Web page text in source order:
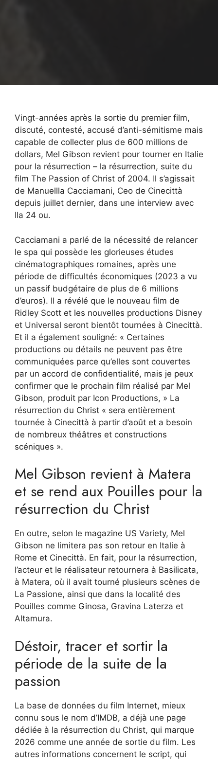
Vingt-années après la sortie du premier film,
discuté, contesté, accusé d’anti-sémitisme mais
capable de collecter plus de 600 millions de
dollars, Mel Gibson revient pour tourner en Italie
pour la résurrection – la résurrection, suite du
film The Passion of Christ of 2004. Il s’agissait
de Manuellla Cacciamani, Ceo de Cinecittà
depuis juillet dernier, dans une interview avec
Ila 24 ou.
Cacciamani a parlé de la nécessité de relancer
le spa qui possède les glorieuses études
cinématographiques romaines, après une
période de difficultés économiques (2023 a vu
un passif budgétaire de plus de 6 millions
d’euros). Il a révélé que le nouveau film de
Ridley Scott et les nouvelles productions Disney
et Universal seront bientôt tournées à Cinecittà.
Et il a également souligné: « Certaines
productions ou détails ne peuvent pas être
communiquées parce qu’elles sont couvertes
par un accord de confidentialité, mais je peux
confirmer que le prochain film réalisé par Mel
Gibson, produit par Icon Productions, » La
résurrection du Christ « sera entièrement
tournée à Cinecittà à partir d’août et a besoin
de nombreux théâtres et constructions
scéniques ».
Mel Gibson revient à Matera
et se rend aux Pouilles pour la
résurrection du Christ
En outre, selon le magazine US Variety, Mel
Gibson ne limitera pas son retour en Italie à
Rome et Cinecittà. En fait, pour la résurrection,
l’acteur et le réalisateur retournera à Basilicata,
à Matera, où il avait tourné plusieurs scènes de
La Passione, ainsi que dans la localité des
Pouilles comme Ginosa, Gravina Laterza et
Altamura.
Déstoir, tracer et sortir la
période de la suite de la
passion
La base de données du film Internet, mieux
connu sous le nom d’IMDB, a déjà une page
dédiée à la résurrection du Christ, qui marque
2026 comme une année de sortie du film. Les
autres informations concernent le script, qui